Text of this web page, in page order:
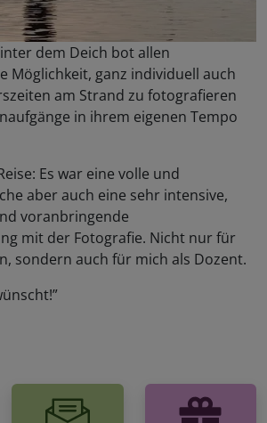
dem Deich bot allen
Möglichkeit, ganz individuell auch
am Strand zu fotografieren
in ihrem eigenen Tempo
Es war eine volle und
aber auch eine sehr intensive,
voranbringende
mit der Fotografie. Nicht nur für
sondern auch für mich als Dozent.